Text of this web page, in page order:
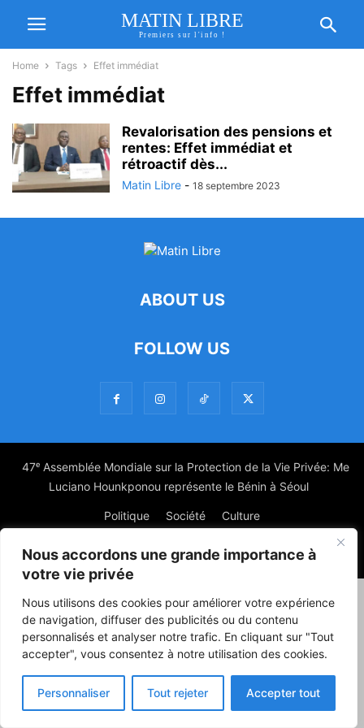
Nous accordons une grande importance à
votre vie privée
Nous utilisons des cookies pour améliorer votre expérience
de navigation, diffuser des publicités ou du contenu
personnalisés et analyser notre trafic. En cliquant sur "Tout
accepter", vous consentez à notre utilisation des cookies.
Personnaliser Tout rejeter Accepter tout
MATIN LIBRE
Premiers sur l'info !
Home Tags Effet immédiat
Effet immédiat
Revalorisation des pensions et
rentes: Effet immédiat et
rétroactif dès...
Matin Libre - 18 septembre 2023
ABOUT US
FOLLOW US
47ᵉ Assemblée Mondiale sur la Protection de la Vie Privée: Me
Luciano Hounkponou représente le Bénin à Séoul
Politique Société Culture
© Powered by digitXplus Francophone